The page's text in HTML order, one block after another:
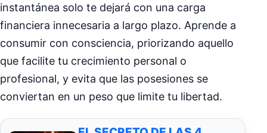
instantánea solo te dejará con una carga
financiera innecesaria a largo plazo. Aprende a
consumir con consciencia, priorizando aquello
que facilite tu crecimiento personal o
profesional, y evita que las posesiones se
conviertan en un peso que limite tu libertad.